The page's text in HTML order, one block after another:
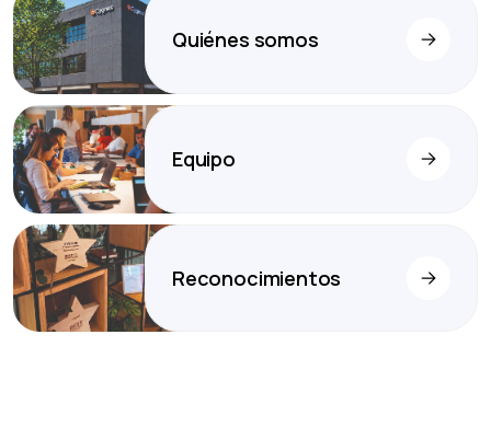
Quiénes somos
Equipo
Reconocimientos